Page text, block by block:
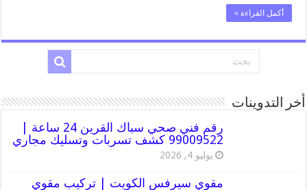
أكمل القراءة »
أخر التدوينات
رقم فني صحي سباك القرين 24 ساعة |
99009522 كشف تسربات وتسليك مجاري
يوليو 4, 2026
مقوي سيرفس الكويت | تركيب مقوي